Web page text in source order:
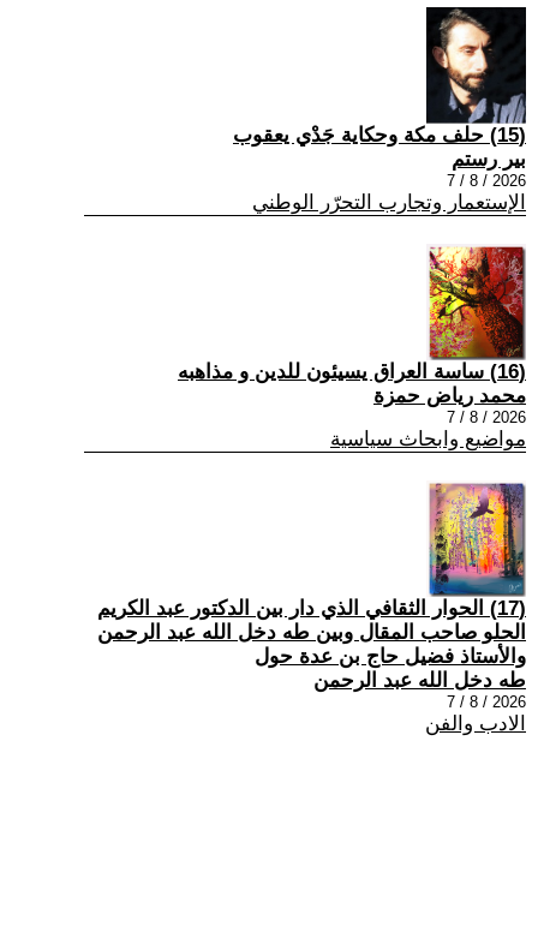
(15) حلف مكة وحكاية جَدْي يعقوب
بير رستم
2026 / 8 / 7
الإستعمار وتجارب التحرّر الوطني
(16) ساسة العراق يسيئون للدين و مذاهبه
محمد رياض حمزة
2026 / 8 / 7
مواضيع وابحاث سياسية
(17) الحوار الثقافي الذي دار بين الدكتور عبد الكريم
الحلو صاحب المقال وبين طه دخل الله عبد الرحمن
والأستاذ فضيل حاج بن عدة حول
طه دخل الله عبد الرحمن
2026 / 8 / 7
الادب والفن